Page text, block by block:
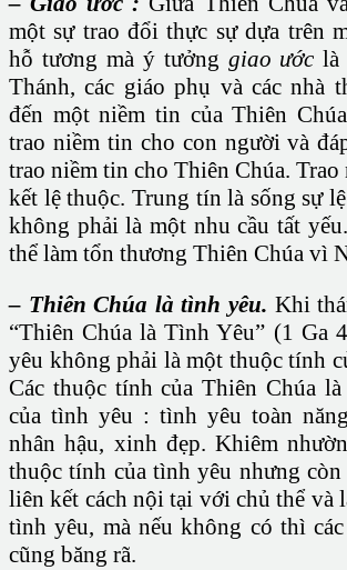
một sự trao đổi thực sự dựa trên
hỗ tương mà ý tưởng giao ước là
Thánh, các giáo phụ và các nhà
đến một niềm tin của Thiên
trao niềm tin cho con người và
trao niềm tin cho Thiên Chúa. Trao
kết lệ thuộc. Trung tín là sống sự
không phải là một nhu cầu tất
thể làm tổn thương Thiên Chúa vì
– Thiên Chúa là tình yêu. Khi
“Thiên Chúa là Tình Yêu” (1 Ga
yêu không phải là một thuộc tính
Các thuộc tính của Thiên Chúa
của tình yêu : tình yêu toàn
nhân hậu, xinh đẹp. Khiêm
thuộc tính của tình yêu nhưng
liên kết cách nội tại với chủ thể và
tình yêu, mà nếu không có thì
cũng băng rã.